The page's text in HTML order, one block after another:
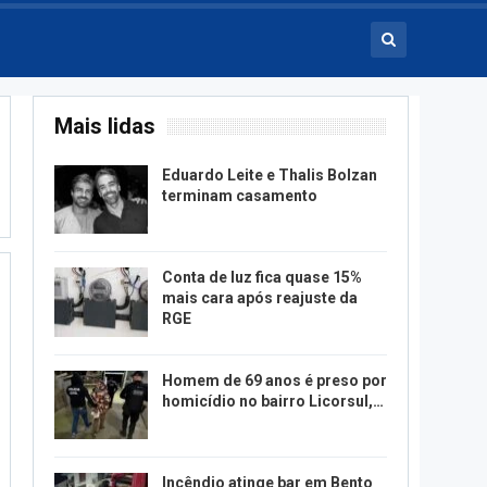
Mais lidas
Eduardo Leite e Thalis Bolzan
terminam casamento
Conta de luz fica quase 15%
mais cara após reajuste da
RGE
Homem de 69 anos é preso por
homicídio no bairro Licorsul,…
Incêndio atinge bar em Bento